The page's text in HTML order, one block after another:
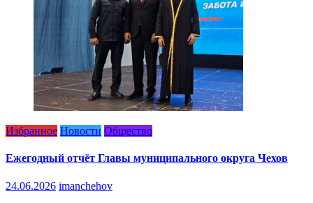
Избранное Новости Общество
Ежегодный отчёт Главы муниципального округа Чехов
24.06.2026 imanchehov